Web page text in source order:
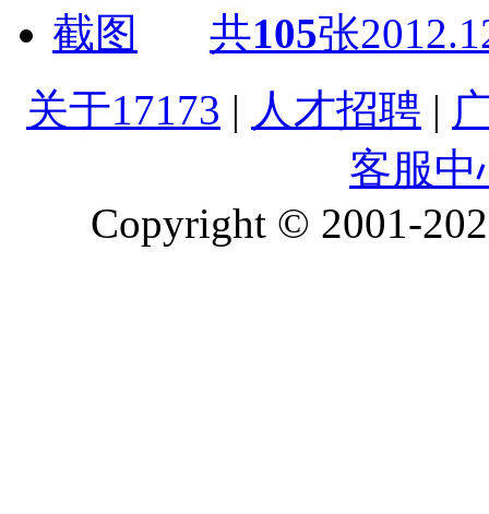
共105张
关于17173 | 人才招聘 |
客服中
Copyright © 2001-